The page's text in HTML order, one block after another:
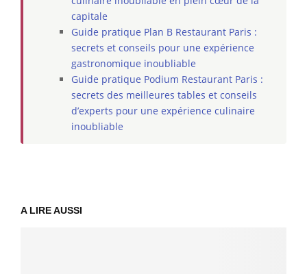
capitale
Guide pratique Plan B Restaurant Paris :
secrets et conseils pour une expérience
gastronomique inoubliable
Guide pratique Podium Restaurant Paris :
secrets des meilleures tables et conseils
d’experts pour une expérience culinaire
inoubliable
A LIRE AUSSI